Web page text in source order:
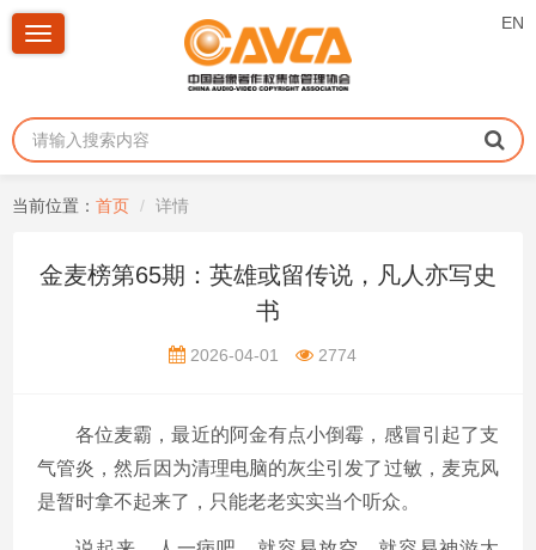
EN
Toggle
当前位置： 首页 详情
金麦榜第65期：英雄或留传说，凡人亦写史
书
2026-04-01 2774
各位麦霸，最近的阿金有点小倒霉，感冒引起了支
气管炎，然后因为清理电脑的灰尘引发了过敏，麦克风
是暂时拿不起来了，只能老老实实当个听众。